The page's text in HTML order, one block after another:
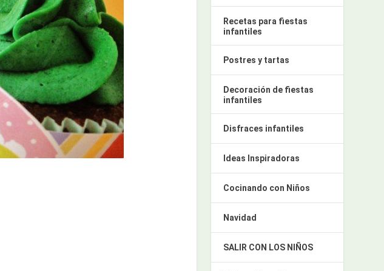
Recetas para fiestas
infantiles
Postres y tartas
Decoración de fiestas
infantiles
Disfraces infantiles
Ideas Inspiradoras
Cocinando con Niños
Navidad
SALIR CON LOS NIÑOS